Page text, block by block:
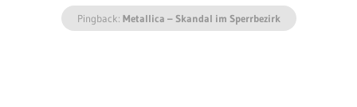
Pingback: Metallica – Skandal im Sperrbezirk